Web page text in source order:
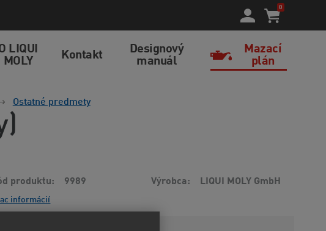
0
LIQUI
MOLY
Kontakt
Designový
manuál
Mazací
plán
Ostatné predmety
produktu 9989 Výrobca LIQUI MOLY GmbH
informácií